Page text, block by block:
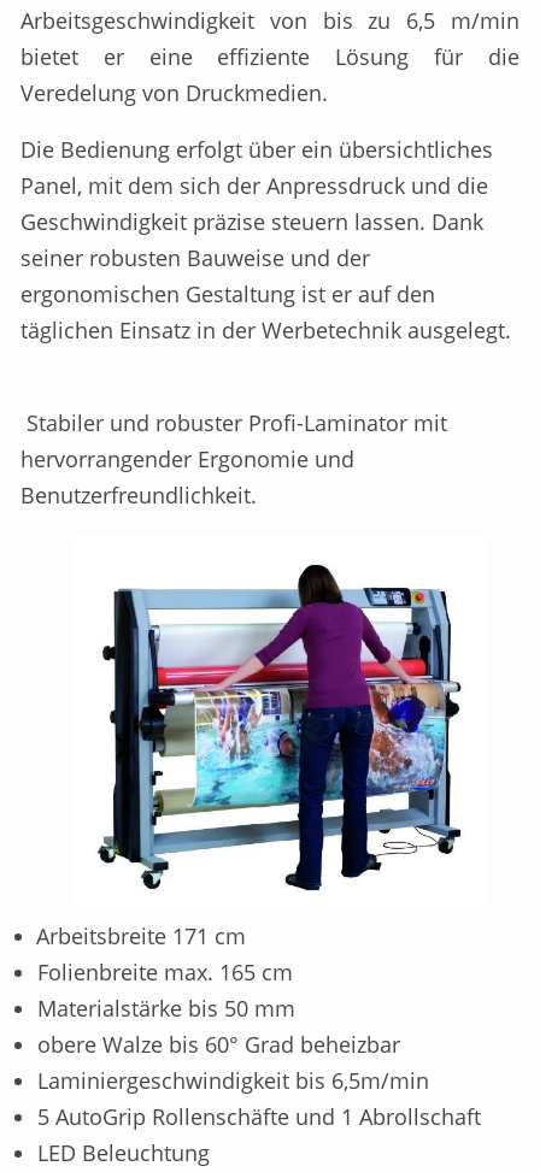
Arbeitsgeschwindigkeit von bis zu 6,5 m/min
bietet er eine effiziente Lösung für die
Veredelung von Druckmedien.
Die Bedienung erfolgt über ein übersichtliches
Panel, mit dem sich der Anpressdruck und die
Geschwindigkeit präzise steuern lassen. Dank
seiner robusten Bauweise und der
ergonomischen Gestaltung ist er auf den
täglichen Einsatz in der Werbetechnik ausgelegt.
Stabiler und robuster Profi-Laminator mit
hervorrangender Ergonomie und
Benutzerfreundlichkeit.
Arbeitsbreite 171 cm
Folienbreite max. 165 cm
Materialstärke bis 50 mm
obere Walze bis 60° Grad beheizbar
Laminiergeschwindigkeit bis 6,5m/min
5 AutoGrip Rollenschäfte und 1 Abrollschaft
LED Beleuchtung